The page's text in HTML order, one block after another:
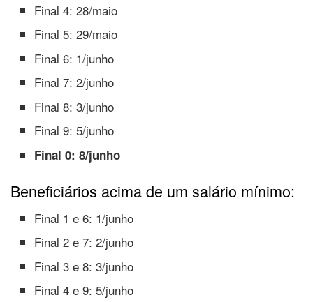
Final 4: 28/maio
Final 5: 29/maio
Final 6: 1/junho
Final 7: 2/junho
Final 8: 3/junho
Final 9: 5/junho
Final 0: 8/junho
Beneficiários acima de um salário mínimo:
Final 1 e 6: 1/junho
Final 2 e 7: 2/junho
Final 3 e 8: 3/junho
Final 4 e 9: 5/junho